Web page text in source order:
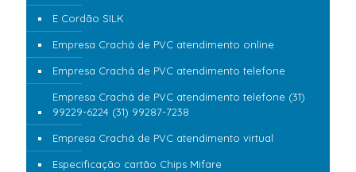
E Cordão SILK
Empresa Crachá de PVC atendimento online
Empresa Crachá de PVC atendimento telefone
Empresa Crachá de PVC atendimento telefone (31)
99229-6224 (31) 99287-7238
Empresa Crachá de PVC atendimento virtual
Especificação cartão Chips Mifare